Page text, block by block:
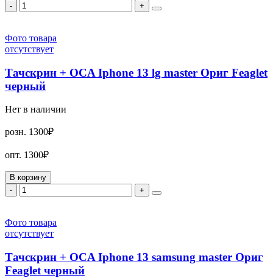
-
+
Фото товара
отсутствует
Тачскрин + OCA Iphone 13 lg master Ориг Feaglet
черный
Нет в наличии
розн. 1300₽
опт. 1300₽
В корзину
-
+
Фото товара
отсутствует
Тачскрин + OCA Iphone 13 samsung master Ориг
Feaglet черный